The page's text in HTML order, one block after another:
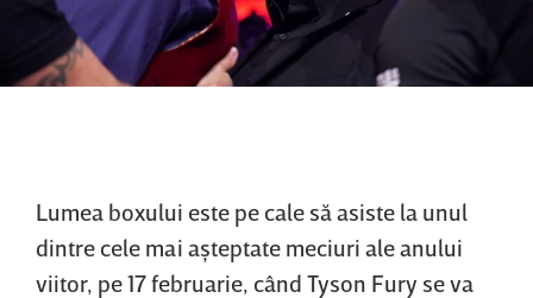
Lumea boxului este pe cale să asiste la unul
dintre cele mai aşteptate meciuri ale anului
viitor, pe 17 februarie, când Tyson Fury se va